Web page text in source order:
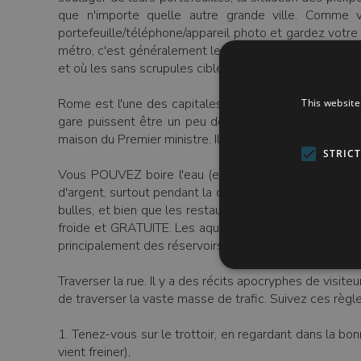
que n'importe quelle autre grande ville.
portefeuille/téléphone/appareil photo et gardez
métro, c'est généralement le mieux est de marcher
et où les sans scrupules ciblent leurs victimes).
Rome est l'une des capitales les plus sûres au
gare puissent être un peu désagréables la nuit.
maison du Premier ministre. Ils sont plus un exercice
Vous POUVEZ boire l'eau (et c'est très bon aussi).
d'argent, surtout pendant la chaleur de l'été. Les
bulles, et bien que les restaurants ne servent pas
froide et GRATUITE. Les aqueducs romains
principalement des réservoirs naturels de la chaîne de
Traverser la rue. Il y a des récits apocryphes de
de traverser la vaste masse de trafic. Suivez ces
1. Tenez-vous sur le trottoir, en regardant dans la
vient freiner),
This